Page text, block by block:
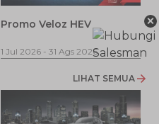
Promo Veloz HEV
1 Jul 2026 - 31 Ags 2026
1
LIHAT SEMUA
×